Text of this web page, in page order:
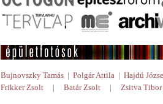
Bujnovszky Tamás | Polgár Attila | Hajdú
Frikker Zsolt | Batár Zsolt | Zsitva Tibor